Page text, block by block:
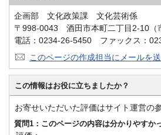
企画部 文化政策課 文化芸術係
〒998-0043 酒田市本町二丁目2-10（
電話：0234-26-5450 ファックス：
このページの作成担当にメールを
この情報はお役に立ちましたか？
お寄せいただいた評価はサイト運営の
質問1：このページの内容は分かりやすか